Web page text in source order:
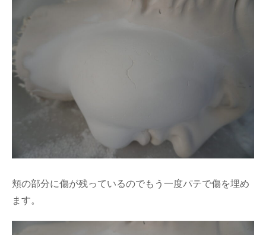
頬の部分に傷が残っているのでもう一度パテで傷を埋め
ます。